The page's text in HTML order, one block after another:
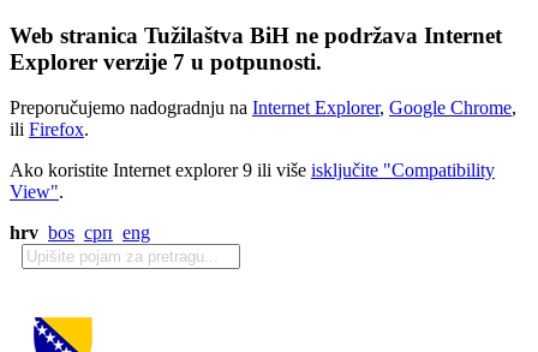
Web stranica Tužilaštva BiH ne podržava Internet
Explorer verzije 7 u potpunosti.
Preporučujemo nadogradnju na Internet Explorer, Google Chrome,
ili Firefox.
Ako koristite Internet explorer 9 ili više isključite "Compatibility
View".
hrv bos срп eng